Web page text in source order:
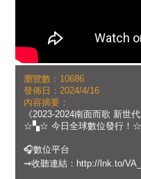
瀏覽數：10686
發佈日：2024/4/16
內容摘要：
《2023-2024南面而歌 新世
☆▚☆ 今日全球數位發行
🎧數位平台
⇝收聽連結：http://lnk.to/